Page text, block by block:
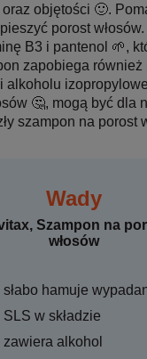
objętości 🙂.
porost
B3 i pantenol 🌱,
zapobiega również
🤔, mogą być dla
szampon na porost
Wady
Szampon na
włosów
słabo hamuje
SLS w składzie
zawiera alkohol